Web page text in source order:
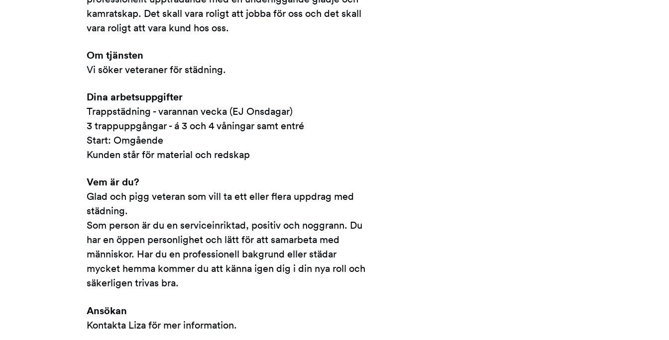
kamratskap. Det skall vara roligt att jobba för oss och det skall
vara roligt att vara kund hos oss.
Om tjänsten
Vi söker veteraner för städning.
Dina arbetsuppgifter
Trappstädning - varannan vecka (EJ Onsdagar)
3 trappuppgångar - á 3 och 4 våningar samt entré
Start: Omgående
Kunden står för material och redskap
Vem är du?
Glad och pigg veteran som vill ta ett eller flera uppdrag med
städning.
Som person är du en serviceinriktad, positiv och noggrann. Du
har en öppen personlighet och lätt för att samarbeta med
människor. Har du en professionell bakgrund eller städar
mycket hemma kommer du att känna igen dig i din nya roll och
säkerligen trivas bra.
Ansökan
Kontakta Liza för mer information.